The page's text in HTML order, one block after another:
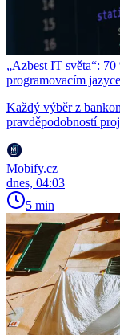
„Azbest IT světa“:
programovacím
Každý výběr z
pravděpodobností
Mobify.cz
dnes, 04:03
5 min